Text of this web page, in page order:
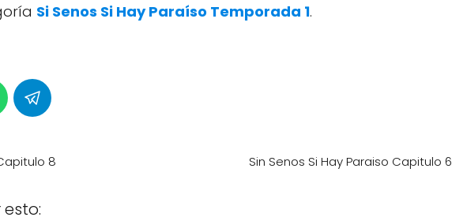
Si Senos Si Hay Paraíso Temporada 1.
8 Sin Senos Si Hay Paraiso Capitulo 6